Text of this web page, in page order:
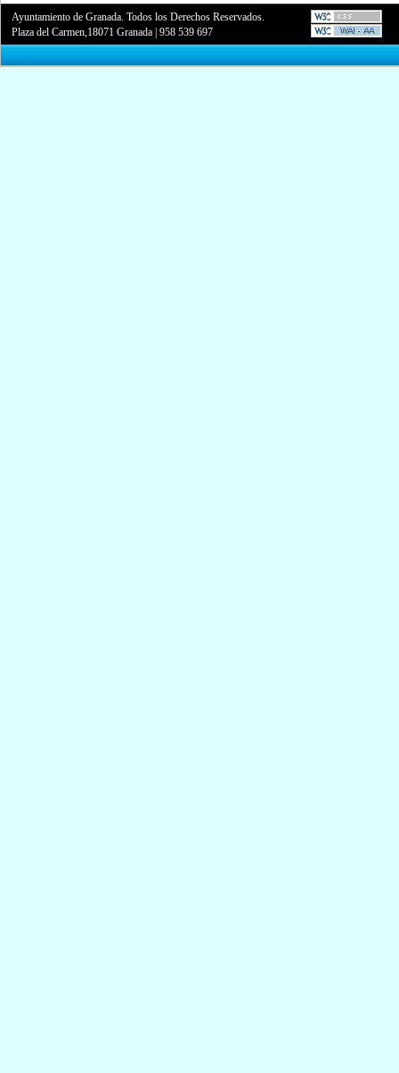
Ayuntamiento de Granada. Todos los Derechos Reservados.
Plaza del Carmen,18071 Granada |958 539 697